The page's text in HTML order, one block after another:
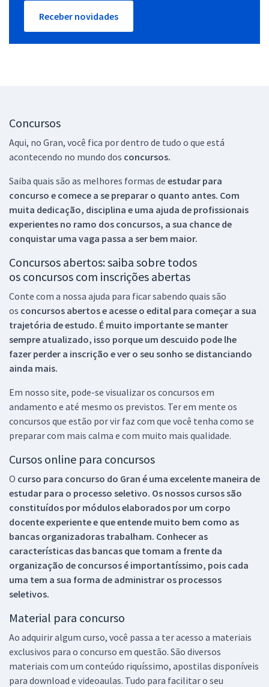
Receber novidades
Concursos
Aqui, no Gran, você fica por dentro de tudo o que está
acontecendo no mundo dos concursos.
Saiba quais são as melhores formas de estudar para
concurso e comece a se preparar o quanto antes. Com
muita dedicação, disciplina e uma ajuda de profissionais
experientes no ramo dos concursos, a sua chance de
conquistar uma vaga passa a ser bem maior.
Concursos abertos: saiba sobre todos
os concursos com inscrições abertas
Conte com a nossa ajuda para ficar sabendo quais são
os concursos abertos e acesse o edital para começar a sua
trajetória de estudo. É muito importante se manter
sempre atualizado, isso porque um descuido pode lhe
fazer perder a inscrição e ver o seu sonho se distanciando
ainda mais.
Em nosso site, pode-se visualizar os concursos em
andamento e até mesmo os previstos. Ter em mente os
concursos que estão por vir faz com que você tenha como se
preparar com mais calma e com muito mais qualidade.
Cursos online para concursos
O curso para concurso do Gran é uma excelente maneira de
estudar para o processo seletivo. Os nossos cursos são
constituídos por módulos elaborados por um corpo
docente experiente e que entende muito bem como as
bancas organizadoras trabalham. Conhecer as
características das bancas que tomam a frente da
organização de concursos é importantíssimo, pois cada
uma tem a sua forma de administrar os processos
seletivos.
Material para concurso
Ao adquirir algum curso, você passa a ter acesso a materiais
exclusivos para o concurso em questão. São diversos
materiais com um conteúdo riquíssimo, apostilas disponíveis
para download e videoaulas. Tudo para facilitar o seu